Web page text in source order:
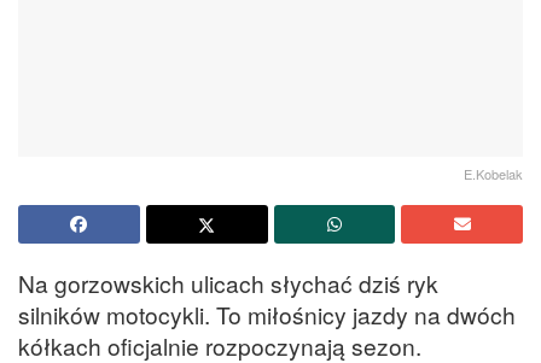
E.Kobelak
Na gorzowskich ulicach słychać dziś ryk
silników motocykli. To miłośnicy jazdy na dwóch
kółkach oficjalnie rozpoczynają sezon.